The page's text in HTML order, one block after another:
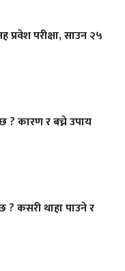
प्रवेश परीक्षा, साउन २५
? कारण र बच्ने उपाय
? कसरी थाहा पाउने र